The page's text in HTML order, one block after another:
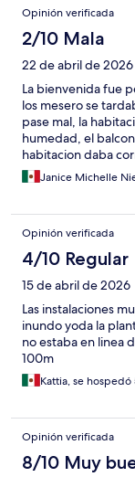
Opinión verificada
2/10 Mala
22 de abril de 2026
La bienvenida fue
los mesero se
pase mal, la
humedad, el
habitacion daba
la limpieza del
barra super
Janice Michelle
Opinión verificada
4/10 Regular
15 de abril de 2026
Las instalaciones
inundo yoda la
no estaba en linea
100m
Kattia, se hospedó
Opinión verificada
8/10 Muy